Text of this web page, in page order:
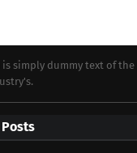
is simply dummy text of